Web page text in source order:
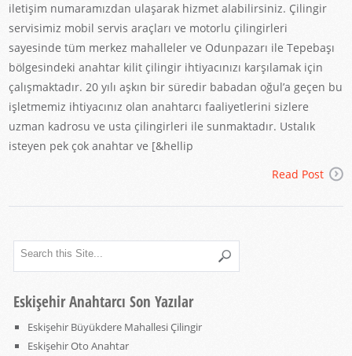
iletişim numaramızdan ulaşarak hizmet alabilirsiniz. Çilingir
servisimiz mobil servis araçları ve motorlu çilingirleri
sayesinde tüm merkez mahalleler ve Odunpazarı ile Tepebaşı
bölgesindeki anahtar kilit çilingir ihtiyacınızı karşılamak için
çalışmaktadır. 20 yılı aşkın bir süredir babadan oğul’a geçen bu
işletmemiz ihtiyacınız olan anahtarcı faaliyetlerini sizlere
uzman kadrosu ve usta çilingirleri ile sunmaktadır. Ustalık
isteyen pek çok anahtar ve [&hellip
Read Post
Eskişehir Anahtarcı Son Yazılar
Eskişehir Büyükdere Mahallesi Çilingir
Eskişehir Oto Anahtar